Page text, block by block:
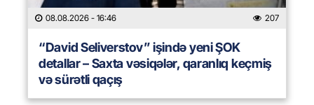
08.08.2026 - 16:46 207
“David Seliverstov” işində yeni ŞOK
detallar – Saxta vəsiqələr, qaranlıq keçmiş
və sürətli qaçış